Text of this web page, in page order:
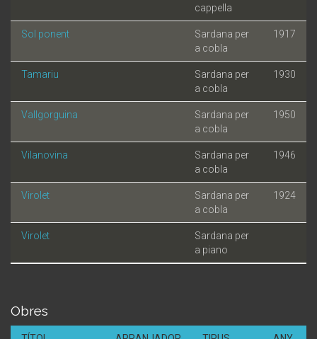
cappella
Sol ponent
Sardana per
a cobla
1917
Tamariu
Sardana per
a cobla
1930
Vallgorguina
Sardana per
a cobla
1950
Vilanovina
Sardana per
a cobla
1946
Virolet
Sardana per
a cobla
1924
Virolet
Sardana per
a piano
Obres